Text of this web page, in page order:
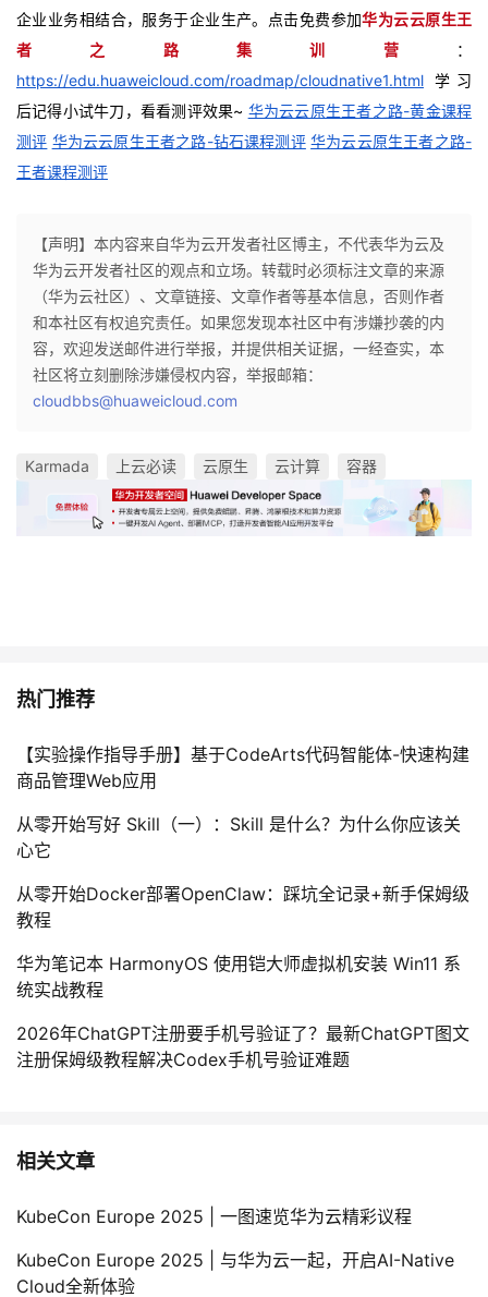
企业业务相结合，服务于企业生产。
点击免费参加华为云云原生王
者之路集训营
：
https://edu.huaweicloud.com/roadmap/cloudnative1.html 学习
后记得小试牛刀，看看测评效果~ 华为云云原生王者之路-黄金课程
测评 华为云云原生王者之路-钻石课程测评 华为云云原生王者之路-
王者课程测评
【声明】本内容来自华为云开发者社区博主，不代表华为云及
华为云开发者社区的观点和立场。转载时必须标注文章的来源
（华为云社区）、文章链接、文章作者等基本信息，否则作者
和本社区有权追究责任。如果您发现本社区中有涉嫌抄袭的内
容，欢迎发送邮件进行举报，并提供相关证据，一经查实，本
社区将立刻删除涉嫌侵权内容，举报邮箱：
cloudbbs@huaweicloud.com
Karmada 上云必读 云原生 云计算 容器
热门推荐
【实验操作指导手册】基于CodeArts代码智能体-快速构建
商品管理Web应用
从零开始写好 Skill（一）：Skill 是什么？为什么你应该关
心它
从零开始Docker部署OpenClaw：踩坑全记录+新手保姆级
教程
华为笔记本 HarmonyOS 使用铠大师虚拟机安装 Win11 系
统实战教程
2026年ChatGPT注册要手机号验证了？最新ChatGPT图文
注册保姆级教程解决Codex手机号验证难题
相关文章
KubeCon Europe 2025 | 一图速览华为云精彩议程
KubeCon Europe 2025 | 与华为云一起，开启AI-Native
Cloud全新体验